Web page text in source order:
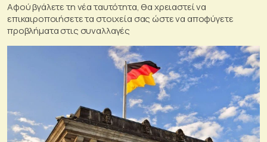
Αφού βγάλετε τη νέα ταυτότητα, θα χρειαστεί να
επικαιροποιήσετε τα στοιχεία σας ώστε να αποφύγετε
προβλήματα στις συναλλαγές